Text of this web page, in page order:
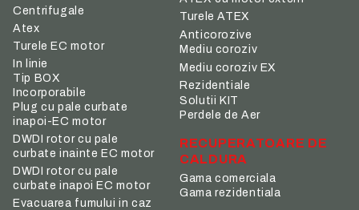
Centrifugale
Atex
Turele EC motor
In linie
Tip BOX
Incorporabile
Plug cu pale curbate
inapoi-EC motor
DWDI rotor cu pale
curbate inainte EC motor
DWDI rotor cu pale
curbate inapoi EC motor
Evacuarea fumului in caz
Turele ATEX
Anticorozive
Mediu coroziv
Mediu coroziv EX
Rezidentiale
Solutii KIT
Perdele de Aer
RECUPERATOARE DE
CALDURA
Gama comerciala
Gama rezidentiala